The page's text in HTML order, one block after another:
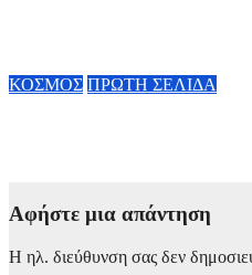
ΚΟΣΜΟΣ ΠΡΩΤΗ ΣΕΛΙΔΑ
Αφήστε μια απάντηση
Η ηλ. διεύθυνση σας δεν